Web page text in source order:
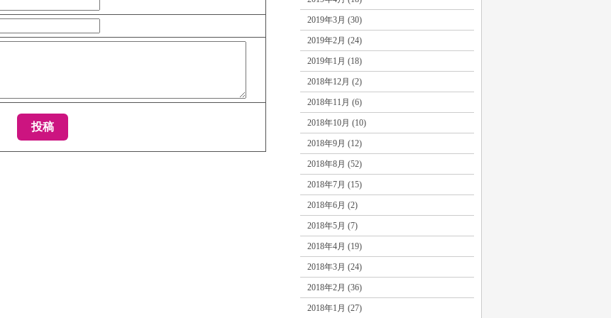
2019年3月 (30)
2019年2月 (24)
2019年1月 (18)
2018年12月 (2)
2018年11月 (6)
2018年10月 (10)
2018年9月 (12)
2018年8月 (52)
2018年7月 (15)
2018年6月 (2)
2018年5月 (7)
2018年4月 (19)
2018年3月 (24)
2018年2月 (36)
2018年1月 (27)